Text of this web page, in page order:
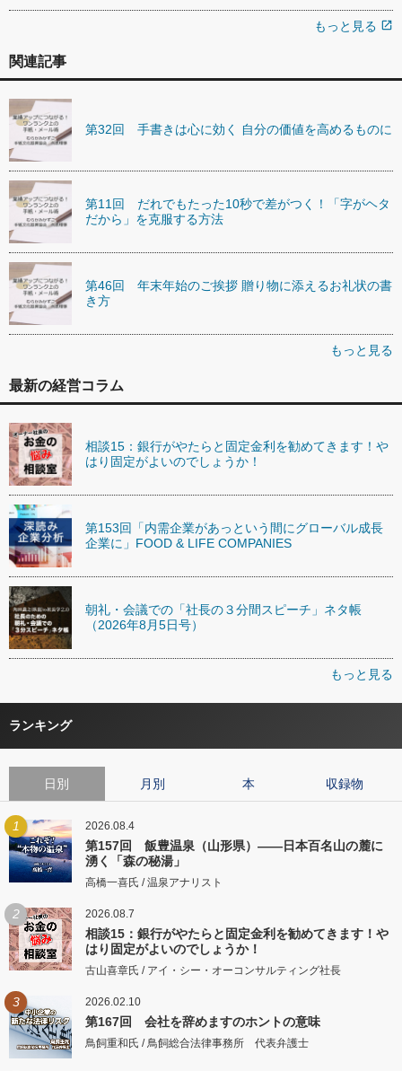
もっと見る open_in_new
関連記事
第32回 手書きは心に効く 自分の価値を高めるものに
第11回 だれでもたった10秒で差がつく！「字がヘタ
だから」を克服する方法
第46回 年末年始のご挨拶 贈り物に添えるお礼状の書
き方
もっと見る
最新の経営コラム
相談15：銀行がやたらと固定金利を勧めてきます！や
はり固定がよいのでしょうか！
第153回「内需企業があっという間にグローバル成長
企業に」FOOD & LIFE COMPANIES
朝礼・会議での「社長の３分間スピーチ」ネタ帳
（2026年8月5日号）
もっと見る
ランキング
日別 月別 本 収録物
1 2026.08.4
第157回 飯豊温泉（山形県）――日本百名山の麓に
湧く「森の秘湯」
高橋一喜氏 / 温泉アナリスト
2 2026.08.7
相談15：銀行がやたらと固定金利を勧めてきます！や
はり固定がよいのでしょうか！
古山喜章氏 / アイ・シー・オーコンサルティング社長
3 2026.02.10
第167回 会社を辞めますのホントの意味
鳥飼重和氏 / 鳥飼総合法律事務所 代表弁護士